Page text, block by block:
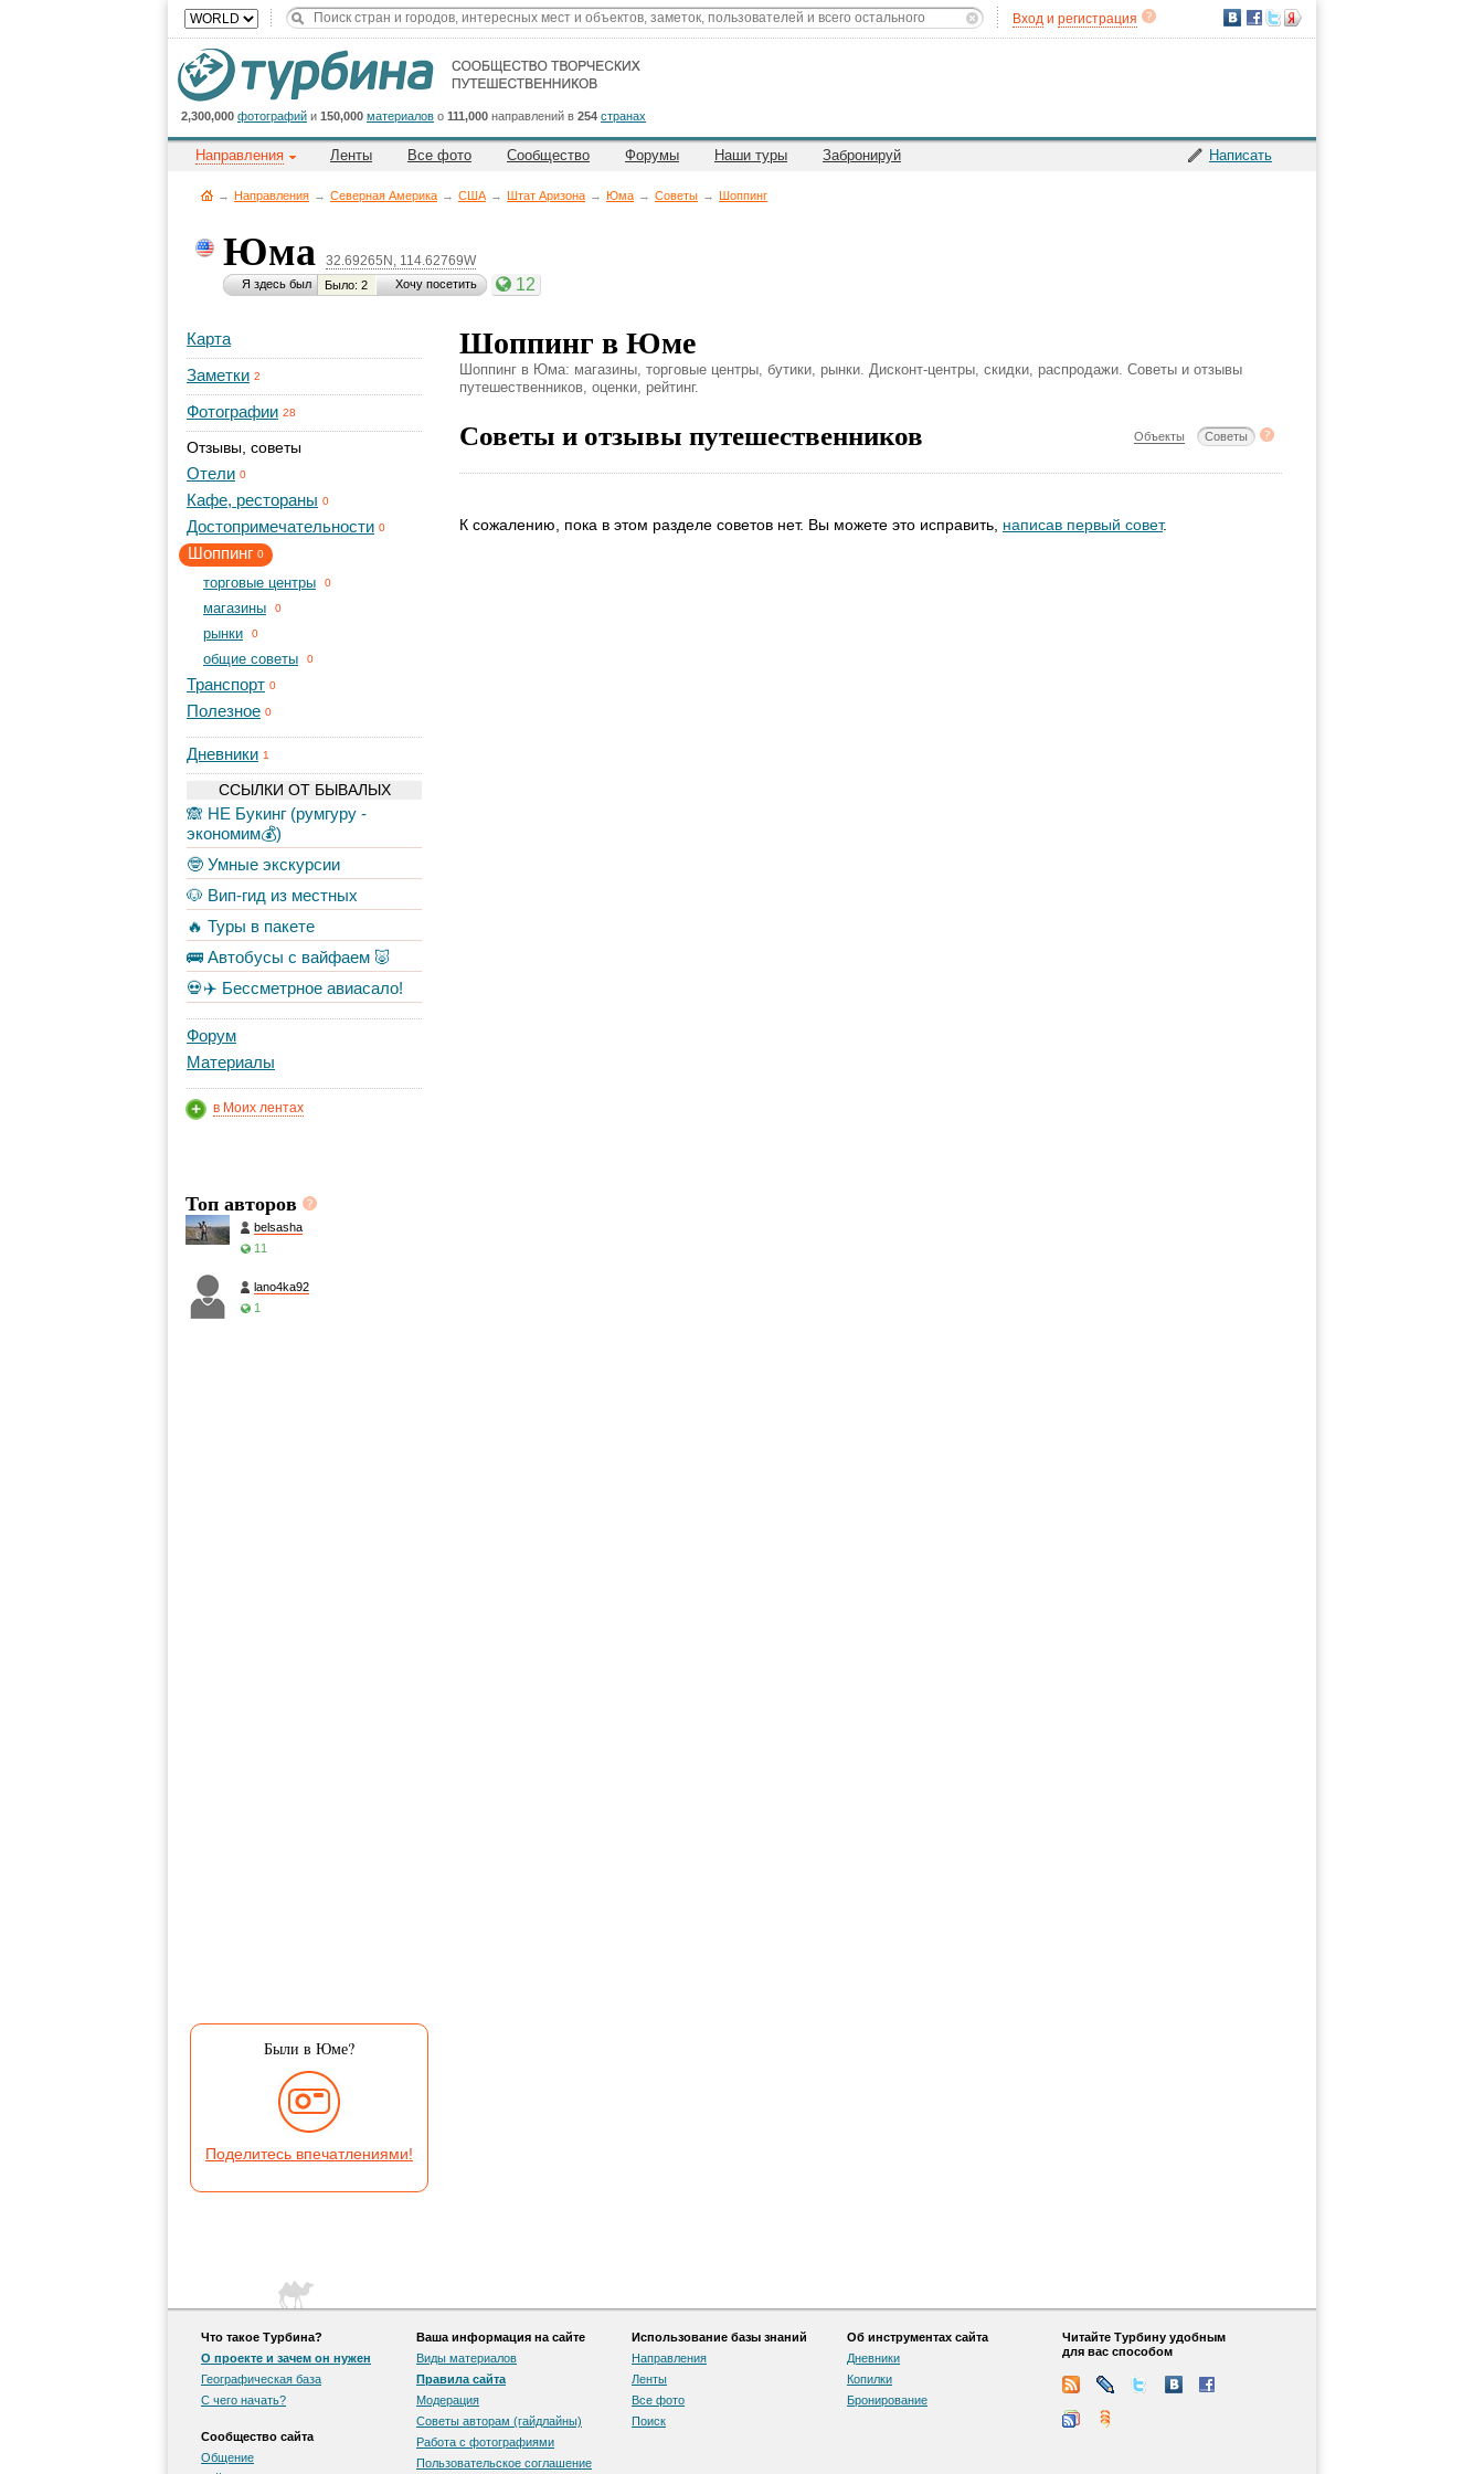
Вход и регистрация
2,300,000 фотографий и 150,000 материалов о 111,000 направлений в 254 странах
Написать
Направления Ленты Все фото Сообщество Форумы Наши туры Забронируй
→ Направления → Северная Америка → CША → Штат Аризона → Юма → Советы → Шоппинг
Юма 32.69265N, 114.62769W
Я здесь был Было: 2 Хочу посетить 12
Карта
Заметки 2
Фотографии 28
Отзывы, советы
Отели 0
Кафе, рестораны 0
Достопримечательности 0
Шоппинг 0
торговые центры 0
магазины 0
рынки 0
общие советы 0
Транспорт 0
Полезное 0
Дневники 1
ССЫЛКИ ОТ БЫВАЛЫХ
🙈 НЕ Букинг (румгуру -
экономим💰)
🤓 Умные экскурсии
🐶 Вип-гид из местных
🔥 Туры в пакете
🚌 Автобусы с вайфаем 🐷
💀✈️ Бессметрное авиасало!
Форум
Материалы
в Моих лентах
Топ авторов
belsasha
11
lano4ka92
1
Были в Юме?
Поделитесь впечатлениями!
Шоппинг в Юме
Шоппинг в Юма: магазины, торговые центры, бутики, рынки. Дисконт-центры, скидки, распродажи. Советы и отзывы
путешественников, оценки, рейтинг.
Советы и отзывы путешественников Объекты Советы
К сожалению, пока в этом разделе советов нет. Вы можете это исправить, написав первый совет.
Что такое Турбина?
О проекте и зачем он нужен
Географическая база
С чего начать?
Сообщество сайта
Общение
Ваша информация на сайте
Виды материалов
Правила сайта
Модерация
Советы авторам (гайдлайны)
Работа с фотографиями
Пользовательскоe соглашение
Использование базы знаний
Направления
Ленты
Все фото
Поиск
Об инструментах сайта
Дневники
Копилки
Бронирование
Читайте Турбину удобным
для вас способом